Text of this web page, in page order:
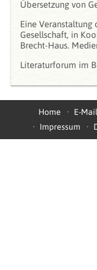
Übersetzung von
Eine
Gesellschaft, in
Brecht-Haus.
Literaturforum im
Home E-Mail
Impressum